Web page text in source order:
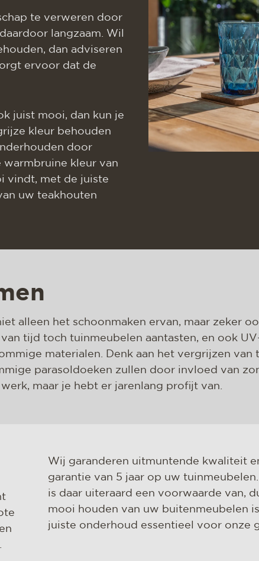
te verweren door
langzaam. Wil
dan adviseren
ervoor dat de
juist mooi, dan kun je
kleur behouden
door
kleur van
vindt, met de juiste
uw teakhouten
alleen het schoonmaken ervan, maar zeker
tijd toch tuinmeubelen aantasten, en ook
materialen. Denk aan het vergrijzen van
parasoldoeken zullen door invloed van
maar je hebt er jarenlang profijt van.
Wij garanderen uitmuntende kwaliteit
garantie van 5 jaar op uw
is daar uiteraard een voorwaarde van,
mooi houden van uw buitenmeubelen
juiste onderhoud essentieel voor onze